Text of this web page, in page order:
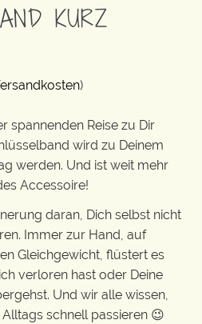
KURZ
)
spannenden Reise zu Dir
wird zu Deinem
werden. Und ist weit mehr
Accessoire!
daran, Dich selbst nicht
Immer zur Hand, auf
Gleichgewicht, flüstert es
verloren hast oder Deine
Und wir alle wissen,
schnell passieren 😉